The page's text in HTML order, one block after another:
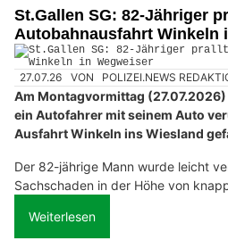
St.Gallen SG: 82-Jähriger
Autobahnausfahrt Winkeln
27.07.26 VON POLIZEI.NEWS
Am Montagvormittag
ein Autofahrer mit seinem Auto
Ausfahrt Winkeln ins Wiesland
Der 82-jährige Mann wurde leicht
Sachschaden in der Höhe von
Weiterlesen